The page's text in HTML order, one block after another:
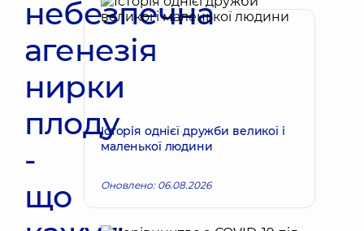
небезпечна
агенезія
нирки
плоду
-
що
Історія однієї дружби великої і
маленької людини
Оновлено: 06.08.2026